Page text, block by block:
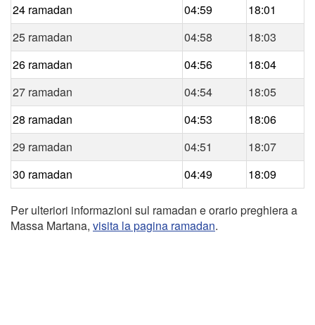
24 ramadan
04:59
18:01
25 ramadan
04:58
18:03
26 ramadan
04:56
18:04
27 ramadan
04:54
18:05
28 ramadan
04:53
18:06
29 ramadan
04:51
18:07
30 ramadan
04:49 18:09
Per ulteriori informazioni sul ramadan e orario preghiera a
Massa Martana, visita la pagina ramadan.